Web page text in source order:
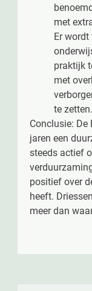
met
Er
praktijk
met
te zetten.
Conclusie: De
jaren een
steeds actief
positief over
heeft.
meer dan